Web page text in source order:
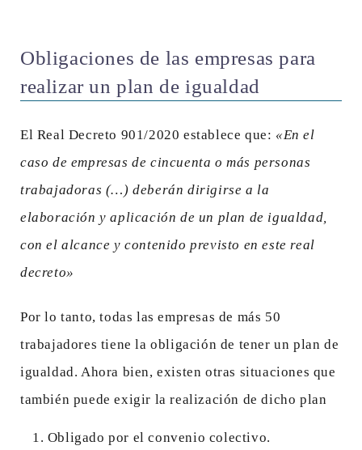
Obligaciones de las empresas para
realizar un plan de igualdad
El Real Decreto 901/2020 establece que: «En el
caso de empresas de cincuenta o más personas
trabajadoras (…) deberán dirigirse a la
elaboración y aplicación de un plan de igualdad,
con el alcance y contenido previsto en este real
decreto»
Por lo tanto, todas las empresas de más 50
trabajadores tiene la obligación de tener un plan de
igualdad. Ahora bien, existen otras situaciones que
también puede exigir la realización de dicho plan
Obligado por el convenio colectivo.